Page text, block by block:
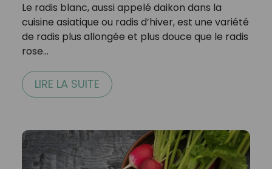
Le radis blanc, aussi appelé daikon dans la
cuisine asiatique ou radis d’hiver, est une variété
de radis plus allongée et plus douce que le radis
rose…
LIRE LA SUITE